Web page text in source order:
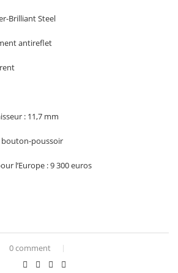
Brilliant Steel
antireflet
: 11,7 mm
bouton-poussoir
l’Europe : 9 300 euros
0 comment